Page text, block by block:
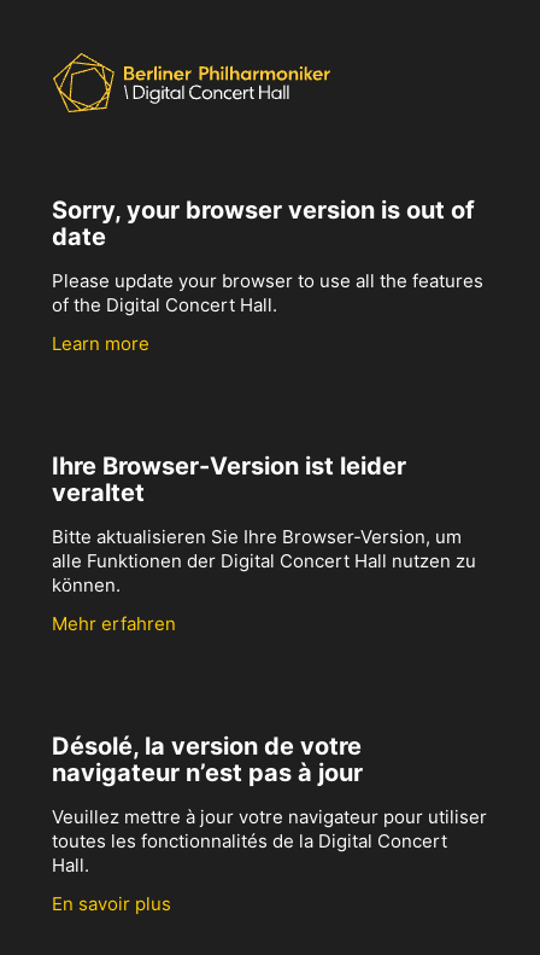
Sorry, your browser version is out of
date
Please update your browser to use all the features
of the Digital Concert Hall.
Learn more
Ihre Browser-Version ist leider
veraltet
Bitte aktualisieren Sie Ihre Browser-Version, um
alle Funktionen der Digital Concert Hall nutzen zu
können.
Mehr erfahren
Désolé, la version de votre
navigateur n’est pas à jour
Veuillez mettre à jour votre navigateur pour utiliser
toutes les fonctionnalités de la Digital Concert
Hall.
En savoir plus